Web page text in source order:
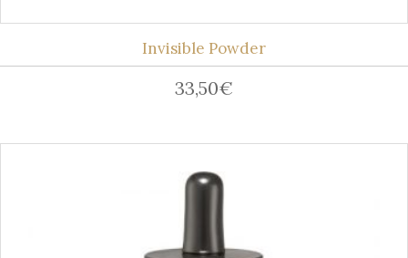
Invisible Powder
33,50€